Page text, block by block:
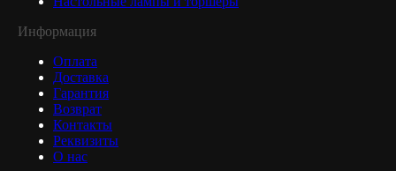
Информация
Оплата
Доставка
Гарантия
Возврат
Контакты
Реквизиты
О нас